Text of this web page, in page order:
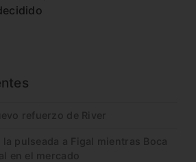
refuerzo de River
pulseada a Figal mientras Boca
en el mercado